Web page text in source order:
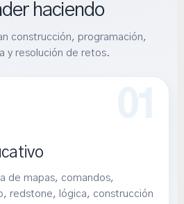
haciendo
construcción, programación,
y resolución de retos.
de mapas, comandos,
redstone, lógica, construcción